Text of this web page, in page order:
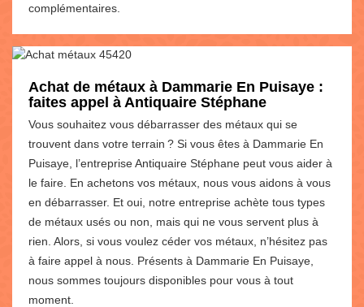
complémentaires.
Achat de métaux à Dammarie En Puisaye :
faites appel à Antiquaire Stéphane
Vous souhaitez vous débarrasser des métaux qui se
trouvent dans votre terrain ? Si vous êtes à Dammarie En
Puisaye, l’entreprise Antiquaire Stéphane peut vous aider à
le faire. En achetons vos métaux, nous vous aidons à vous
en débarrasser. Et oui, notre entreprise achète tous types
de métaux usés ou non, mais qui ne vous servent plus à
rien. Alors, si vous voulez céder vos métaux, n’hésitez pas
à faire appel à nous. Présents à Dammarie En Puisaye,
nous sommes toujours disponibles pour vous à tout
moment.